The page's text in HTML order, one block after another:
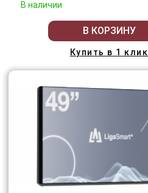
В наличии
В КОРЗИНУ
Купить в 1 клик